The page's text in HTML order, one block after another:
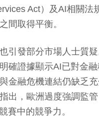
Act）及AI相關法
間取得平衡。
引發部分市場人士質
確證據顯示AI已對金
金融危機連結仍缺乏充
出，歐洲過度強調監管
賽中的競爭力。